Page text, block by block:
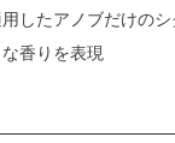
したアノブだけの
香りを表現